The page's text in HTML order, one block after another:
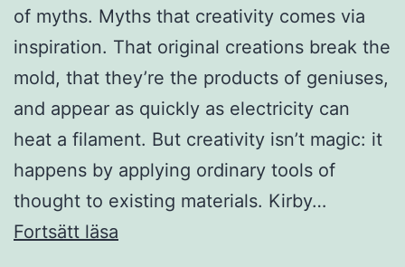
of myths. Myths that creativity comes via
inspiration. That original creations break the
mold, that they’re the products of geniuses,
and appear as quickly as electricity can
heat a filament. But creativity isn’t magic: it
happens by applying ordinary tools of
thought to existing materials. Kirby…
Fortsätt läsa